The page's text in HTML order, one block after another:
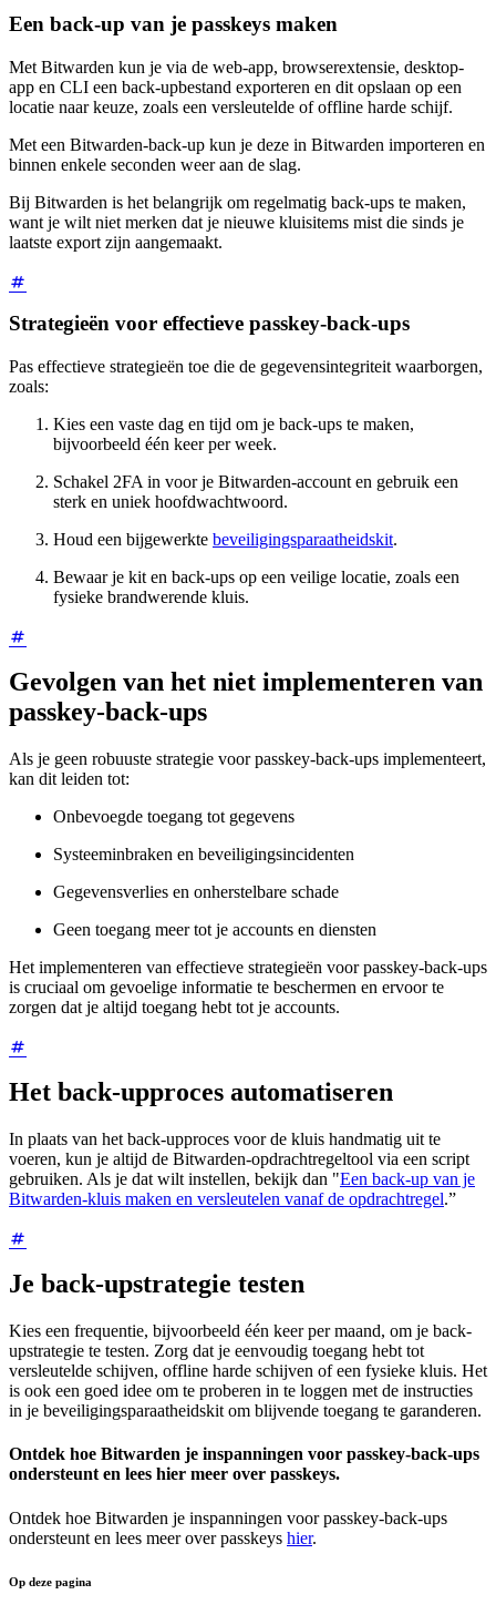
Een back-up van je passkeys maken
Met Bitwarden kun je via de web-app, browserextensie, desktop-
app en CLI een back-upbestand exporteren en dit opslaan op een
locatie naar keuze, zoals een versleutelde of offline harde schijf.
Met een Bitwarden-back-up kun je deze in Bitwarden importeren en
binnen enkele seconden weer aan de slag.
Bij Bitwarden is het belangrijk om regelmatig back-ups te maken,
want je wilt niet merken dat je nieuwe kluisitems mist die sinds je
laatste export zijn aangemaakt.
Strategieën voor effectieve passkey-back-ups
Pas effectieve strategieën toe die de gegevensintegriteit waarborgen,
zoals:
Kies een vaste dag en tijd om je back-ups te maken,
bijvoorbeeld één keer per week.
Schakel 2FA in voor je Bitwarden-account en gebruik een
sterk en uniek hoofdwachtwoord.
Houd een bijgewerkte beveiligingsparaatheidskit.
Bewaar je kit en back-ups op een veilige locatie, zoals een
fysieke brandwerende kluis.
Gevolgen van het niet implementeren van
passkey-back-ups
Als je geen robuuste strategie voor passkey-back-ups implementeert,
kan dit leiden tot:
Onbevoegde toegang tot gegevens
Systeeminbraken en beveiligingsincidenten
Gegevensverlies en onherstelbare schade
Geen toegang meer tot je accounts en diensten
Het implementeren van effectieve strategieën voor passkey-back-ups
is cruciaal om gevoelige informatie te beschermen en ervoor te
zorgen dat je altijd toegang hebt tot je accounts.
Het back-upproces automatiseren
In plaats van het back-upproces voor de kluis handmatig uit te
voeren, kun je altijd de Bitwarden-opdrachtregeltool via een script
gebruiken. Als je dat wilt instellen, bekijk dan "Een back-up van je
Bitwarden-kluis maken en versleutelen vanaf de opdrachtregel.”
Je back-upstrategie testen
Kies een frequentie, bijvoorbeeld één keer per maand, om je back-
upstrategie te testen. Zorg dat je eenvoudig toegang hebt tot
versleutelde schijven, offline harde schijven of een fysieke kluis. Het
is ook een goed idee om te proberen in te loggen met de instructies
in je beveiligingsparaatheidskit om blijvende toegang te garanderen.
Ontdek hoe Bitwarden je inspanningen voor passkey-back-ups
ondersteunt en lees hier meer over passkeys.
Ontdek hoe Bitwarden je inspanningen voor passkey-back-ups
ondersteunt en lees meer over passkeys hier.
Op deze pagina